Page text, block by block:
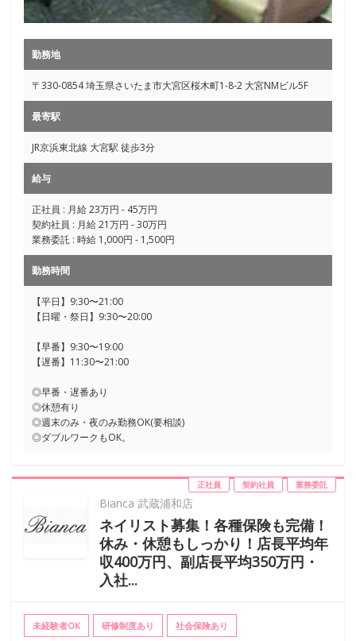
勤務地
〒330-0854 埼玉県さいたま市大宮区桜木町1-8-2 大宮NMビル5F
最寄駅
JR京浜東北線 大宮駅 徒歩3分
給与
正社員 : 月給 23万円 - 45万円
契約社員 : 月給 21万円 - 30万円
業務委託 : 時給 1,000円 - 1,500円
勤務時間
【平日】9:30〜21:00
【日曜・祭日】9:30〜20:00
【早番】9:30〜19:00
【遅番】11:30〜21:00
◎早番・遅番あり
◎休憩有り
◎週末のみ・夜のみ勤務OK(要相談)
◎ダブルワークもOK。
正社員 契約社員 業務委託
Bianca 武蔵浦和店
ネイリスト募集！各種保険も完備！
休み・休憩もしっかり！店長平均年
収400万円、副店長平均350万円・
入社...
未経験者OK 研修制度あり 社会保険あり